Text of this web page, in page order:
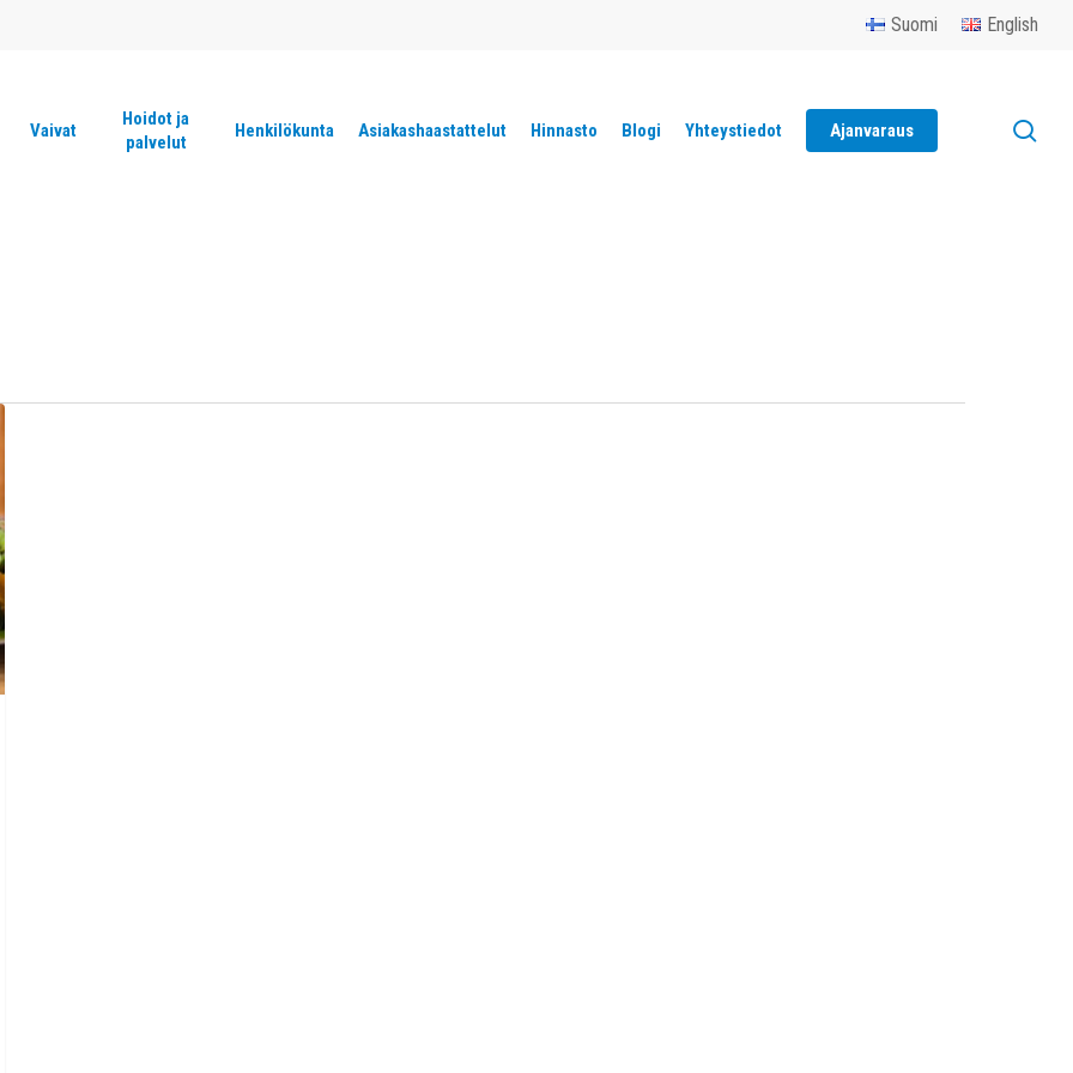
Suomi English
Vaivat
Hoidot ja
palvelut
Henkilökunta Asiakashaastattelut Hinnasto Blogi Yhteystiedot Ajanvaraus
Menu